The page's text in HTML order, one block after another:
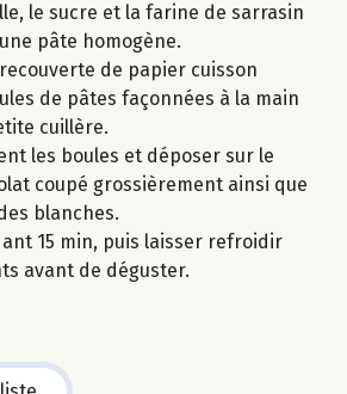
le sucre et la farine de sarrasin
pâte homogène.
de papier cuisson
de pâtes façonnées à la main
cuillère.
les boules et déposer sur le
coupé grossièrement ainsi que
blanches.
15 min, puis laisser refroidir
avant de déguster.